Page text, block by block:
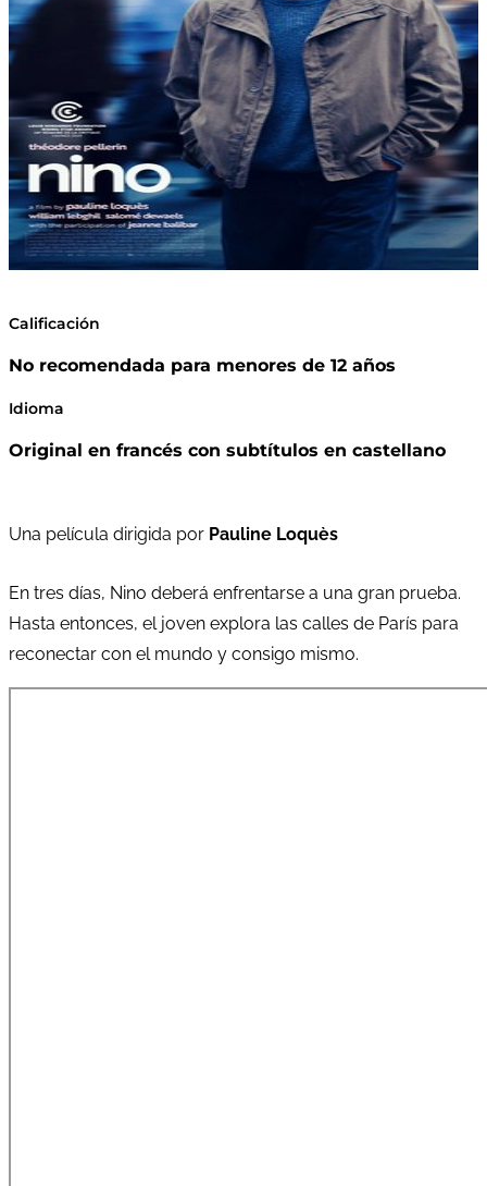
Calificación
No recomendada para menores de 12 años
Idioma
Original en francés con subtítulos en castellano
Una película dirigida por Pauline Loquès
En tres días, Nino deberá enfrentarse a una gran prueba.
Hasta entonces, el joven explora las calles de París para
reconectar con el mundo y consigo mismo.